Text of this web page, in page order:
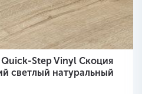
Step Vinyl Скоция
светлый натуральный